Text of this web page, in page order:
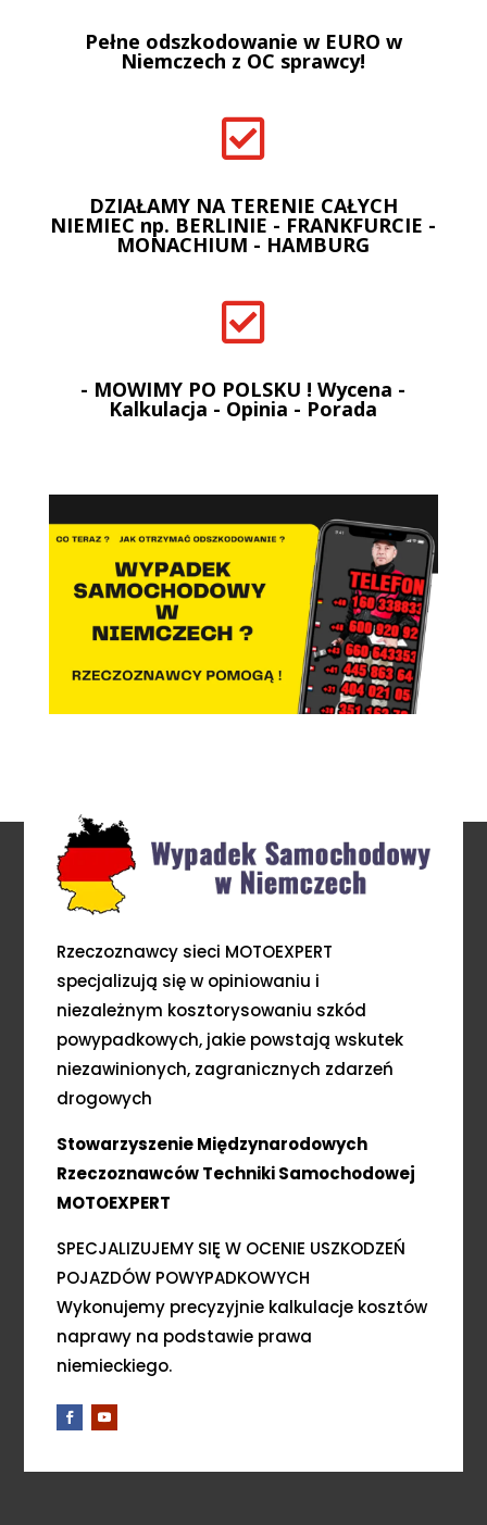
Pełne odszkodowanie w EURO w
Niemczech z OC sprawcy!

DZIAŁAMY NA TERENIE CAŁYCH
NIEMIEC np. BERLINIE - FRANKFURCIE -
MONACHIUM - HAMBURG

- MOWIMY PO POLSKU ! Wycena -
Kalkulacja - Opinia - Porada
Rzeczoznawcy sieci MOTOEXPERT
specjalizują się w opiniowaniu i
niezależnym kosztorysowaniu szkód
powypadkowych, jakie powstają wskutek
niezawinionych, zagranicznych zdarzeń
drogowych
Stowarzyszenie Międzynarodowych
Rzeczoznawców Techniki Samochodowej
MOTOEXPERT
SPECJALIZUJEMY SIĘ W OCENIE USZKODZEŃ
POJAZDÓW POWYPADKOWYCH
Wykonujemy precyzyjnie kalkulacje kosztów
naprawy na podstawie prawa
niemieckiego.